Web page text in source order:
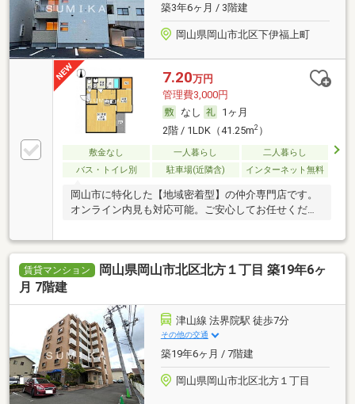
築3年6ヶ月 / 3階建
岡山県岡山市北区下伊福上町
7.20万円
管理費3,000円
なし
1ヶ月
2階 / 1LDK（41.25m2）
敷金なし 一人暮らし
二人暮らし
バス・トイレ別
駐車場(近隣含) インターネット無料
岡山市に特化した【地域密着型】の仲介専門店です。
オンライン内見も対応可能。ご安心してお任せくださ
賃貸マンション
岡山県岡山市北区北方１丁目 築19年6ヶ
月 7階建
津山線 法界院駅 徒歩7分
その他の交通
築19年6ヶ月 / 7階建
岡山県岡山市北区北方１丁目